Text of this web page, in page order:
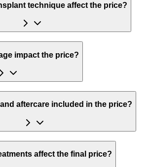
technique affect the price?
impact the price?
aftercare included in the price?
affect the final price?